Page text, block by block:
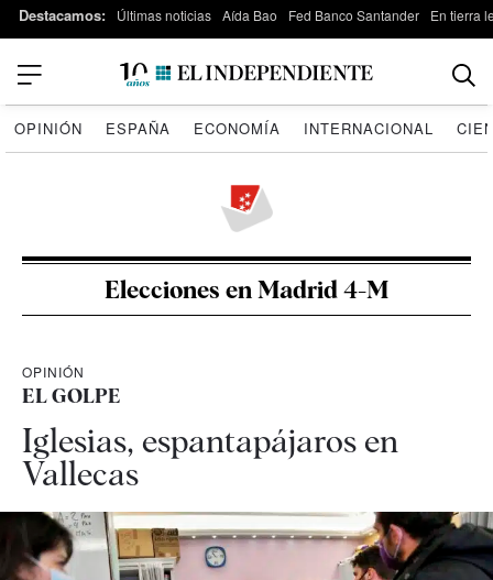
Destacamos: Últimas noticias Aída Bao Fed Banco Santander En tierra
OPINIÓN ESPAÑA ECONOMÍA INTERNACIONAL
Elecciones en Madrid 4-M
OPINIÓN
EL GOLPE
Iglesias, espantapájaros en
Vallecas